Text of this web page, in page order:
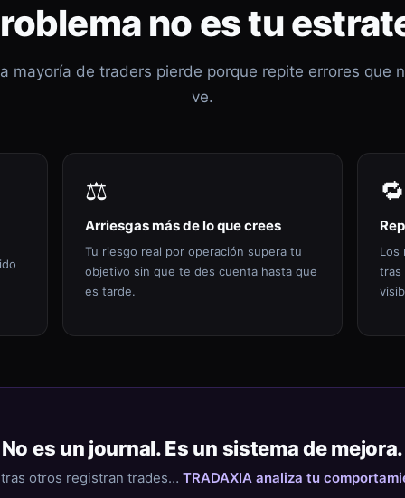
no es tu
mayoría de traders pierde porque repite errores que
ve.
⚖️
Arriesgas más de lo que crees
Tu riesgo real por operación supera tu
objetivo sin que te des cuenta hasta que
es tarde.
🔁
Los
tras
No es un journal. Es un sistema de mejora.
otros registran trades… TRADAXIA analiza tu